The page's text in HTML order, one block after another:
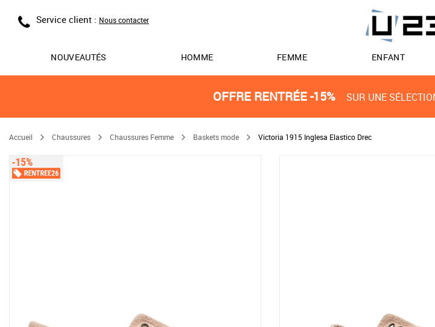
Service client : Nous contacter
NOUVEAUTÉS HOMME FEMME ENFANT
OFFRE RENTRÉE -15% SUR UNE
Accueil Chaussures Chaussures Femme Baskets mode Victoria 1915 Inglesa Elastico Drec